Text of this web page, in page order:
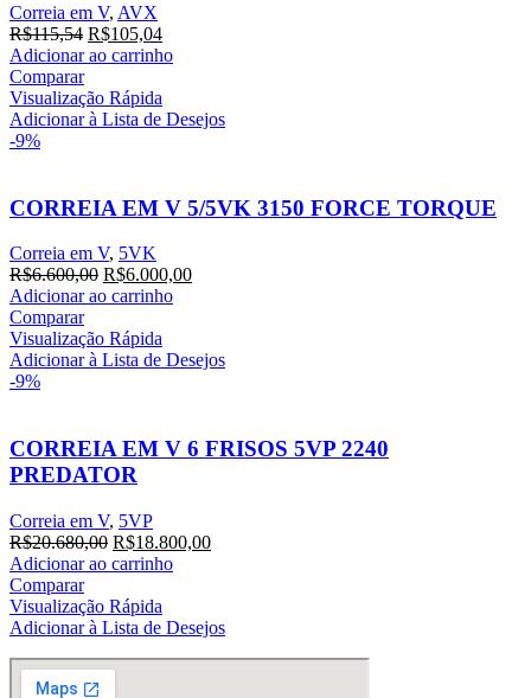
Correia em V, AVX
R$115,54 O
preço
era:
R$115,54.
R$105,04O
preço
R$105,04.
Adicionar ao carrinho
Comparar
Visualização Rápida
Adicionar à Lista de Desejos
-9%
CORREIA EM V 5/5VK 3150 FORCE TORQUE
Correia em V, 5VK
R$6.600,00 O
preço
era:
R$6.600,00.
R$6.000,00O
R$6.000,00.
Adicionar ao carrinho
Comparar
Visualização Rápida
Adicionar à Lista de Desejos
-9%
CORREIA EM V 6 FRISOS 5VP 2240
PREDATOR
Correia em V, 5VP
R$20.680,00 O
preço
era:
R$20.680,00.
R$18.800,00O
R$18.800,00.
Adicionar ao carrinho
Comparar
Visualização Rápida
Adicionar à Lista de Desejos